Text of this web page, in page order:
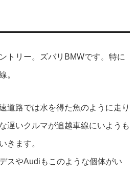
トリー。ズバリBMWです。特に
。
道路では水を得た魚のように走り
遅いクルマが追越車線にいようも
きます。
スやAudiもこのような個体がい